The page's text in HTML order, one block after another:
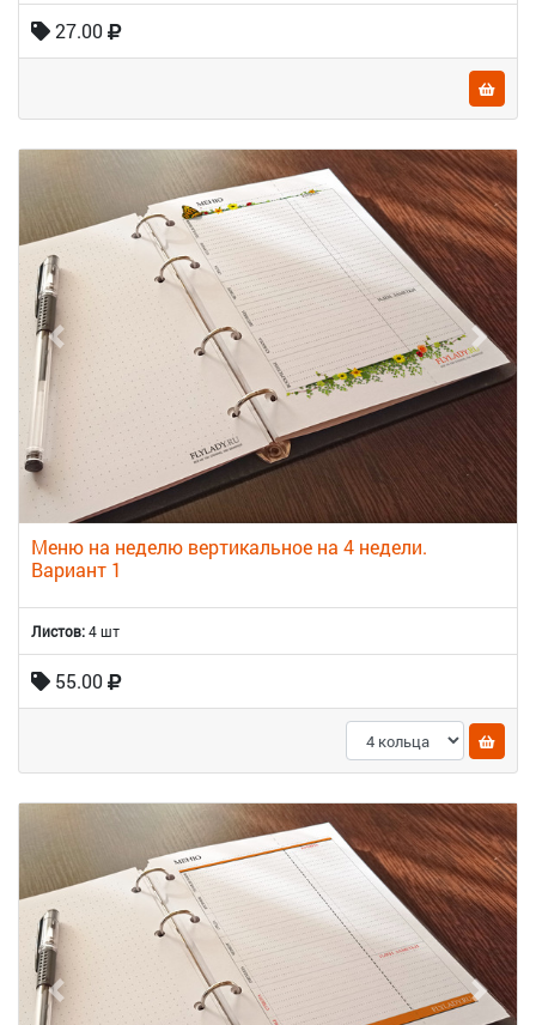
27.00
Меню на неделю вертикальное на 4 недели.
Вариант 1
Листов:4 шт
55.00